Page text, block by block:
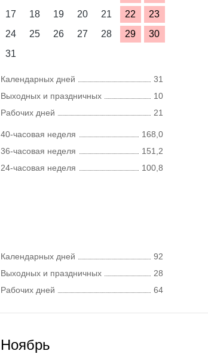
17
18 19 20 21 22
23
24
25 26 27 28 29
30
31
Календарных дней
31
Выходных и праздничных
10
Рабочих дней
21
40-часовая неделя
168,0
36-часовая неделя
151,2
24-часовая неделя
100,8
Календарных дней
92
Выходных и праздничных
28
Рабочих дней
64
Ноябрь